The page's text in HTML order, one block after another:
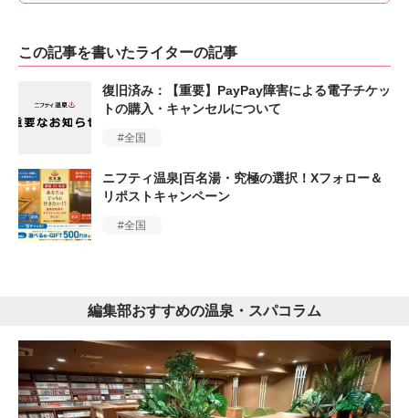
この記事を書いたライターの記事
復旧済み：【重要】PayPay障害による電子チケッ
トの購入・キャンセルについて
全国
ニフティ温泉|百名湯・究極の選択！Xフォロー＆
リポストキャンペーン
全国
編集部おすすめの温泉・スパコラム